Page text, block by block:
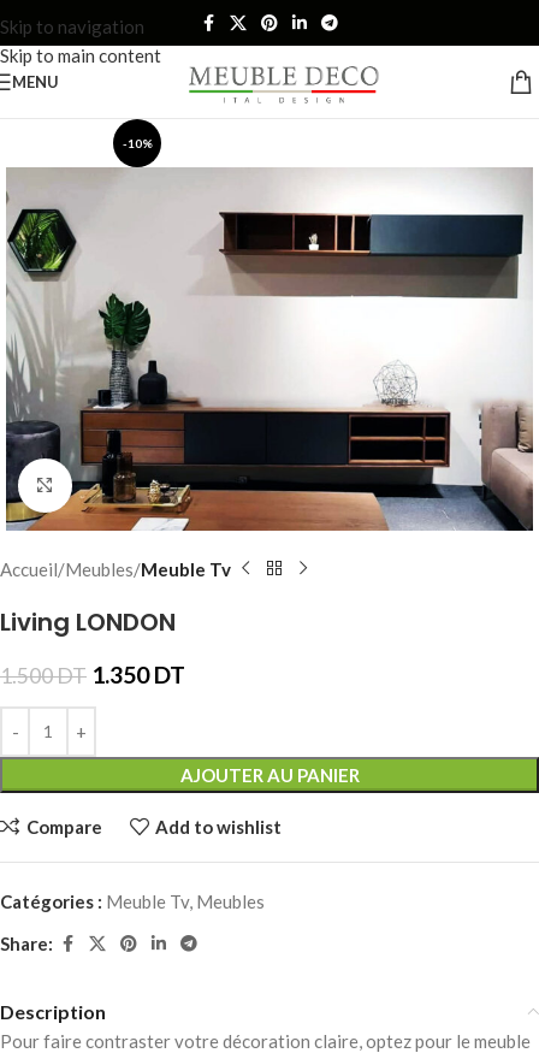
Skip to navigation
Skip to main content
MENU
-10%
Click to enlarge
Accueil Meubles Meuble Tv
Living LONDON
1.500DT 1.350DT
AJOUTER AU PANIER
Compare Add to wishlist
Catégories : Meuble Tv, Meubles
Share:
Description
Pour faire contraster votre décoration claire, optez pour le meuble